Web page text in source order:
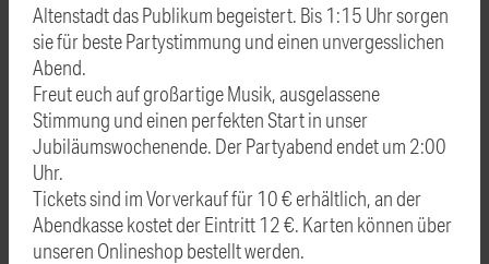
Altenstadt das Publikum begeistert. Bis 1:15 Uhr sorgen
sie für beste Partystimmung und einen unvergesslichen
Abend.
Freut euch auf großartige Musik, ausgelassene
Stimmung und einen perfekten Start in unser
Jubiläumswochenende. Der Partyabend endet um 2:00
Uhr.
Tickets sind im Vorverkauf für 10 € erhältlich, an der
Abendkasse kostet der Eintritt 12 €. Karten können über
unseren Onlineshop bestellt werden.